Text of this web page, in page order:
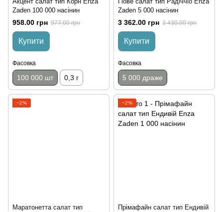
Zaden 100 000 насінин
958.00 грн 977.00 грн
Купити
Фасовка
100 000 шт 0,3 г
Zaden 5 000 насінин
3 362.00 грн 3 430.00 грн
Купити
Фасовка
5 000 драже
−2%
Маратонетта салат тип
−2%
Прімафайн салат тип Ендивій